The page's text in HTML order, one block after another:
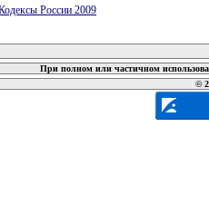
России 2009
При полном или частичном
©